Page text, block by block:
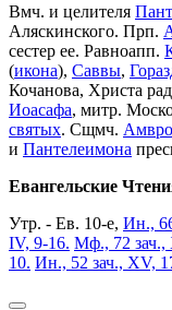
Вмч. и целителя
Аляскинского. Прп.
сестер ее. Равноапп.
(икона), Саввы,
Кочанова, Христа
Иоасафа, митр.
святых. Сщмч.
и Пантелеимона
Евангельские
Утр. - Ев. 10-е, Ин.,
IV, 9-16. Мф., 72 зач.,
10. Ин., 52 зач., XV,